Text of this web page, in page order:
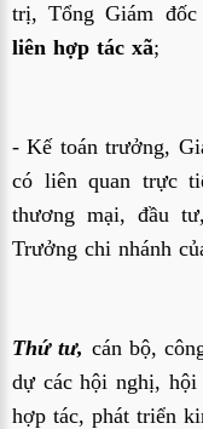
trị, Tổng Giám đốc
liên hợp tác xã;
- Kế toán trưởng,
có liên quan trực
thương mại, đầu
Trưởng chi nhánh
Thứ tư, cán bộ,
dự các hội nghị, hội
hợp tác, phát triển